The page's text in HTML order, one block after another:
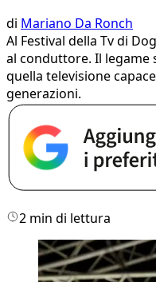
di Mariano Da Ronch
Al Festival della Tv di
al conduttore. Il legame
quella televisione
generazioni.
2 min di lettura